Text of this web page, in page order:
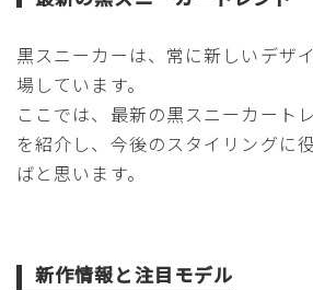
黒スニーカーは、常に新しいデザ
場しています。
ここでは、最新の黒スニーカート
を紹介し、今後のスタイリングに
ばと思います。
新作情報と注目モデル